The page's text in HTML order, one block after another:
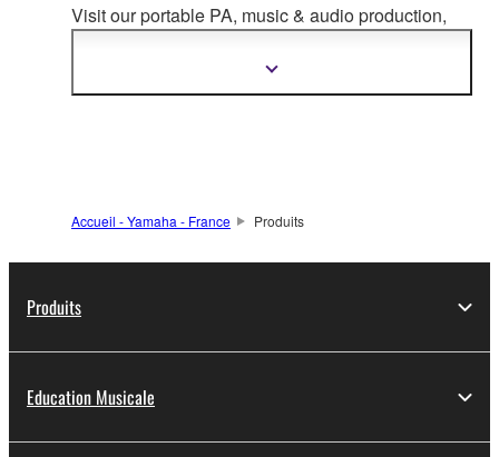
Visit our portable PA, music & audio production,
Afficher
Accueil - Yamaha - France Produits
Produits
Education Musicale